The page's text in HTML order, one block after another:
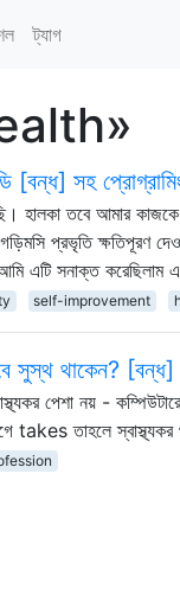
ট্যাগ
[বন্ধ] সহ
হালকা তবে আমার
প্রভৃতি ক্ষতিপূরণ
এটি সনাক্ত করেছিলাম
self-improvement
সুস্থ থাকেন? [বন্ধ]
পেশা নয় -
takes তাহলে স্বাস্থ্যকর